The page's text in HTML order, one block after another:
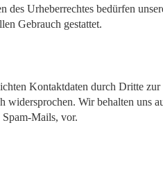
des Urheberrechtes bedürfen
Gebrauch gestattet.
Kontaktdaten durch Dritte
Wir behalten uns
Mails, vor.